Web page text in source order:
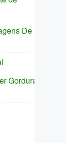
De
Gordura